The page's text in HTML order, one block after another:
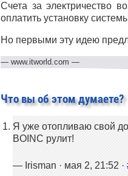
Счета за электричество
оплатить установку
Но первыми эту идею
— www.itworld.com —
Что вы об этом думаете?
Я уже отопливаю свой
BOINC рулит!
— Irisman · мая 2, 21:52 ·